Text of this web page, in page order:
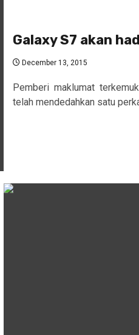
Galaxy S7 akan
December 13, 2015
Pemberi maklumat
telah mendedahkan satu